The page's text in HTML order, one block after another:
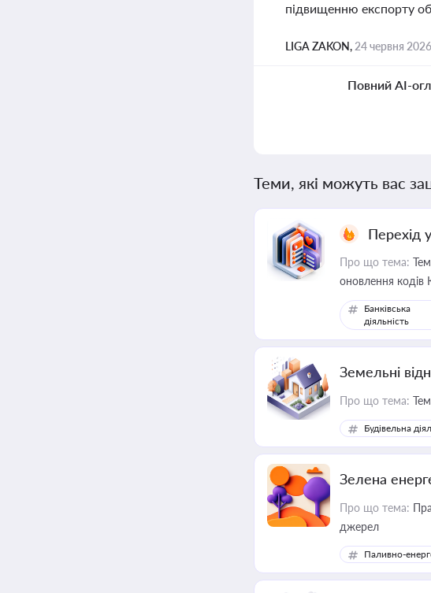
підвищенню експорту
LIGA ZAKON, 24 червня 2026
Повний AI-
Теми, які можуть вас
Перехід
Про що тема:
оновлення кодів
Банківська
діяльність
Земельні
Про що тема:
Будівельна
Зелена
Про що тема:
джерел
Паливно-